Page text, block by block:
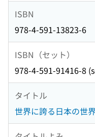
ISBN
978-4-591-13823-6
ISBN（セット）
978-4-591-91416-8
タイトル
世界に誇る日本の世